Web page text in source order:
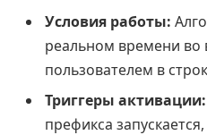
Условия работы:
реальном времени во
пользователем в
Триггеры активации:
префикса